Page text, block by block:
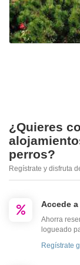
¿Quieres
perros?
Regístrate y disfruta
Accede
Ahorra
logueado
Regístrate